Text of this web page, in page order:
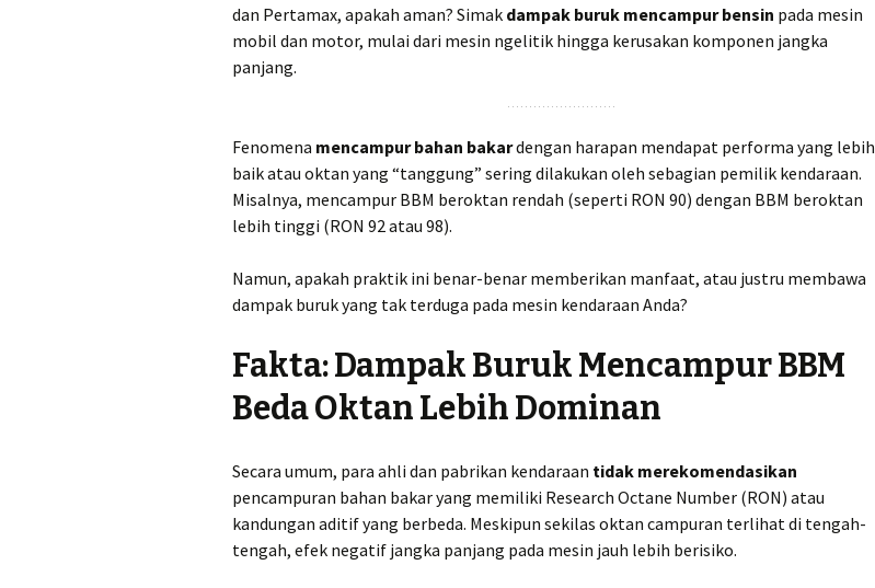
dan Pertamax, apakah aman? Simak dampak buruk mencampur bensin pada mesin
mobil dan motor, mulai dari mesin ngelitik hingga kerusakan komponen jangka
panjang.
Fenomena mencampur bahan bakardengan harapan mendapat performa yang lebih
baik atau oktan yang “tanggung” sering dilakukan oleh sebagian pemilik kendaraan.
Misalnya, mencampur BBM beroktan rendah (seperti RON 90) dengan BBM beroktan
lebih tinggi (RON 92 atau 98).
Namun, apakah praktik ini benar-benar memberikan manfaat, atau justru membawa
dampak buruk yang tak terduga pada mesin kendaraan Anda?
Fakta: Dampak Buruk Mencampur BBM
Beda Oktan Lebih Dominan
Secara umum, para ahli dan pabrikan kendaraan tidak merekomendasikan
pencampuran bahan bakar yang memiliki Research Octane Number (RON) atau
kandungan aditif yang berbeda. Meskipun sekilas oktan campuran terlihat di tengah-
tengah, efek negatif jangka panjang pada mesin jauh lebih berisiko.